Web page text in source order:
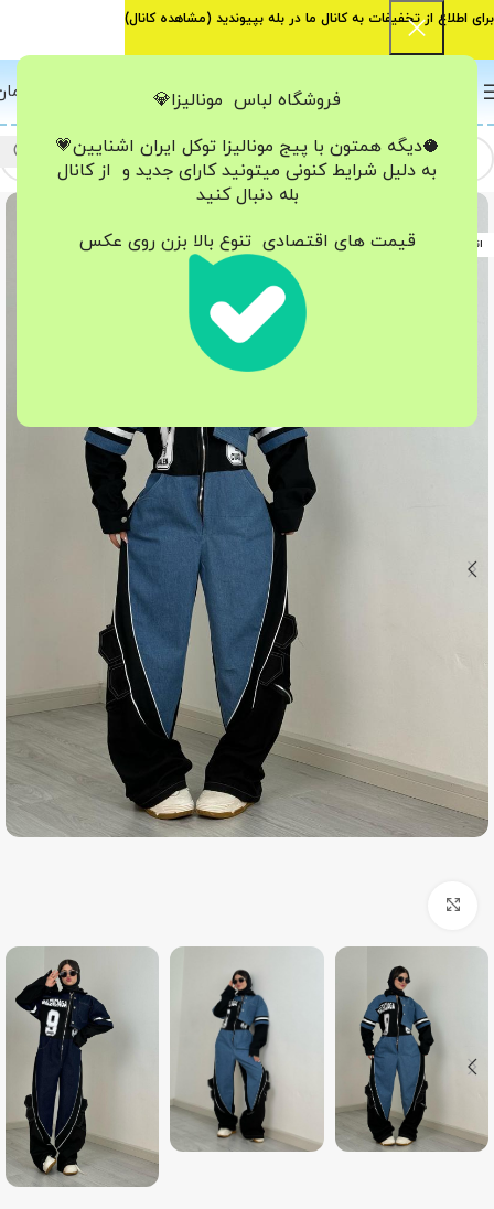
فروشگاه لباس مونالیزا💎
🥥دیگه همتون با پیج مونالیزا تو‌کل ایران اشنایین💗
به دلیل شرایط کنونی میتونید کارای جدید و از کانال
بله دنبال کنید
قیمت های اقتصادی تنوع بالا بزن روی عکس اتمام موجودی
برای اطلاع از تخفیفات به کانال ما در بله بپیوندید (مشاهده کانال)